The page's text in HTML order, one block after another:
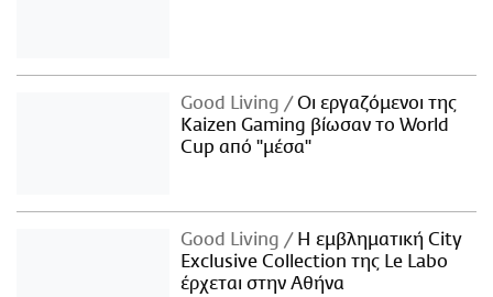
Good Living
Οι εργαζόμενοι της
Kaizen Gaming βίωσαν το World
Cup από "μέσα"
Good Living
Η εμβληματική City
Exclusive Collection της Le Labo
έρχεται στην Αθήνα